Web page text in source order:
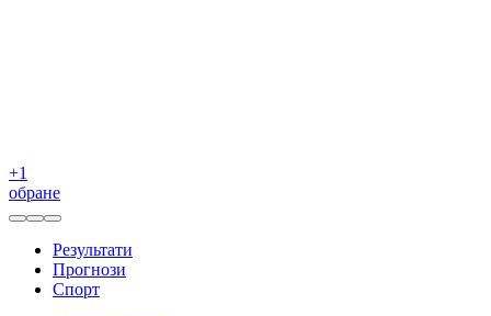
+1
обране
Результати
Прогнози
Спорт